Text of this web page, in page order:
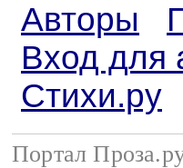
Авторы
Вход для
Стихи.ру
Портал